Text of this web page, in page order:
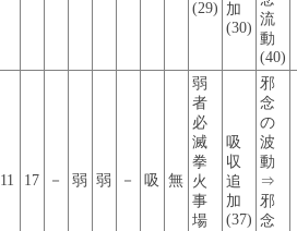
(29) 加
(30)
流
動
(40)
11 17 － 弱 弱 － 吸 無
弱
者
必
滅
拳
火
事
場
吸
収
追
加
(37)
邪
念
の
波
動
⇒
邪
念